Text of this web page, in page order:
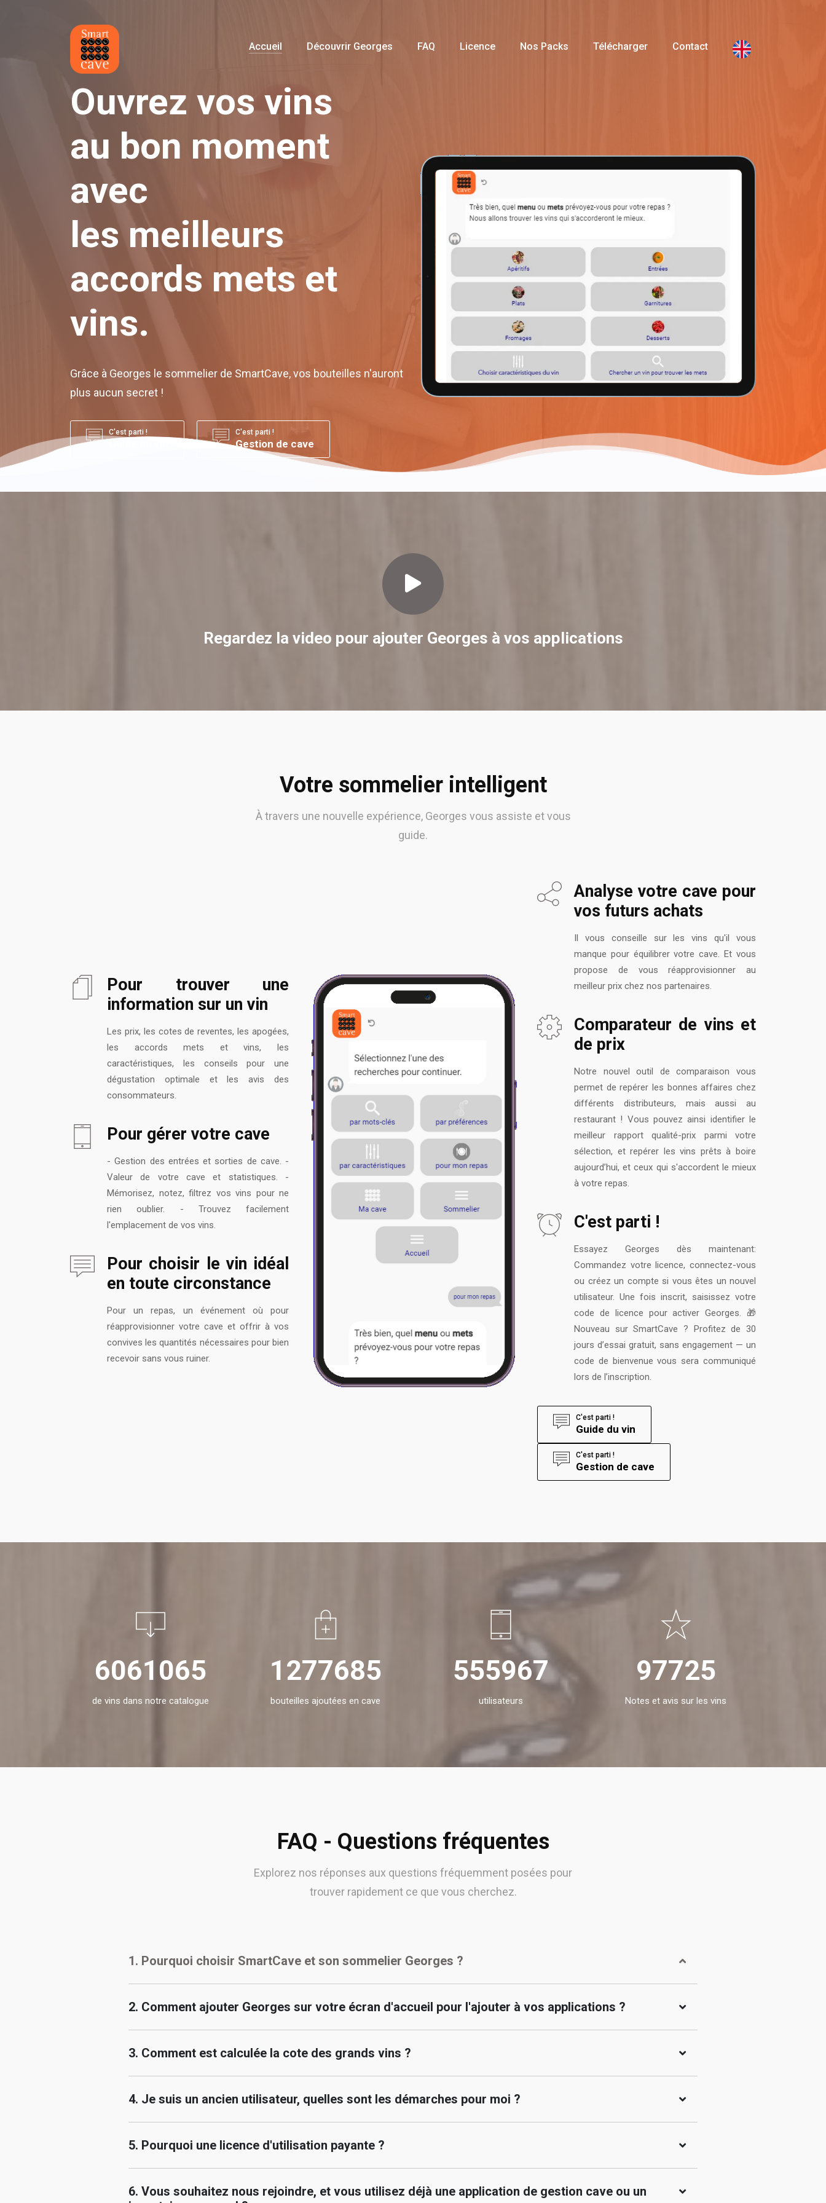
Accueil Découvrir Georges FAQ Licence Nos Packs Télécharger Contact
Ouvrez vos vins
au bon moment
avec
les meilleurs
accords mets et
vins.
Grâce à Georges le sommelier de SmartCave, vos bouteilles n'auront
plus aucun secret !
C'est parti ! C'est parti !
Gestion de cave
Regardez la video pour ajouter Georges à vos applications
Votre sommelier intelligent
À travers une nouvelle expérience, Georges vous assiste et vous
guide.
Pour trouver une
information sur un vin
Les prix, les cotes de reventes, les apogées,
les accords mets et vins, les
caractéristiques, les conseils pour une
dégustation optimale et les avis des
consommateurs.
Pour gérer votre cave
- Gestion des entrées et sorties de cave. -
Valeur de votre cave et statistiques. -
Mémorisez, notez, filtrez vos vins pour ne
rien oublier. - Trouvez facilement
l'emplacement de vos vins.
Pour choisir le vin idéal
en toute circonstance
Pour un repas, un événement où pour
réapprovisionner votre cave et offrir à vos
convives les quantités nécessaires pour bien
recevoir sans vous ruiner.
Analyse votre cave pour
vos futurs achats
Il vous conseille sur les vins qu'il vous
manque pour équilibrer votre cave. Et vous
propose de vous réapprovisionner au
meilleur prix chez nos partenaires.
Comparateur de vins et
de prix
Notre nouvel outil de comparaison vous
permet de repérer les bonnes affaires chez
différents distributeurs, mais aussi au
restaurant ! Vous pouvez ainsi identifier le
meilleur rapport qualité-prix parmi votre
sélection, et repérer les vins prêts à boire
aujourd’hui, et ceux qui s'accordent le mieux
à votre repas.
C'est parti !
Essayez Georges dès maintenant:
Commandez votre licence, connectez-vous
ou créez un compte si vous êtes un nouvel
utilisateur. Une fois inscrit, saisissez votre
code de licence pour activer Georges. 🎁
Nouveau sur SmartCave ? Profitez de 30
jours d’essai gratuit, sans engagement — un
code de bienvenue vous sera communiqué
lors de l’inscription.
C'est parti !
Guide du vin
C'est parti !
Gestion de cave
6061065
de vins dans notre catalogue
1277685
bouteilles ajoutées en cave
555967
utilisateurs
97725
Notes et avis sur les vins
FAQ - Questions fréquentes
Explorez nos réponses aux questions fréquemment posées pour
trouver rapidement ce que vous cherchez.
1. Pourquoi choisir SmartCave et son sommelier Georges ?
2. Comment ajouter Georges sur votre écran d'accueil pour l'ajouter à vos applications ?
3. Comment est calculée la cote des grands vins ?
4. Je suis un ancien utilisateur, quelles sont les démarches pour moi ?
5. Pourquoi une licence d'utilisation payante ?
6. Vous souhaitez nous rejoindre, et vous utilisez déjà une application de gestion cave ou un